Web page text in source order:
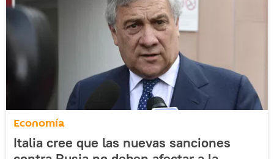
Economía
Italia cree que las nuevas sanciones